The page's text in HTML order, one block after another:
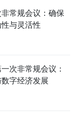
常规会议：确保
与灵活性
次非常规会议：
字经济发展